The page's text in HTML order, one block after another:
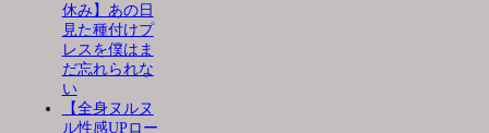
休み】あの日
見た種付けプ
レスを僕はま
だ忘れられな
い
【全身ヌルヌ
ル性感UPロー